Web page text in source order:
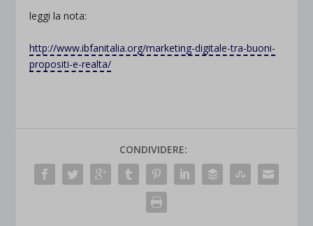
leggi la nota:
http://www.ibfanitalia.org/marketing-digitale-tra-buoni-
propositi-e-realta/
CONDIVIDERE: